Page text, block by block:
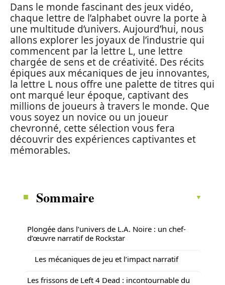
Dans le monde fascinant des jeux vidéo,
chaque lettre de l’alphabet ouvre la porte à
une multitude d’univers. Aujourd’hui, nous
allons explorer les joyaux de l’industrie qui
commencent par la lettre L, une lettre
chargée de sens et de créativité. Des récits
épiques aux mécaniques de jeu innovantes,
la lettre L nous offre une palette de titres qui
ont marqué leur époque, captivant des
millions de joueurs à travers le monde. Que
vous soyez un novice ou un joueur
chevronné, cette sélection vous fera
découvrir des expériences captivantes et
mémorables.
Sommaire
Plongée dans l’univers de L.A. Noire : un chef-
d’œuvre narratif de Rockstar
Les mécaniques de jeu et l’impact narratif
Les frissons de Left 4 Dead : incontournable du